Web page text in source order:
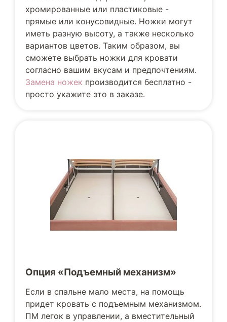
хромированные или пластиковые -
прямые или конусовидные. Ножки могут
иметь разную высоту, а также несколько
вариантов цветов. Таким образом, вы
сможете выбрать ножки для кровати
согласно вашим вкусам и предпочтениям.
Замена ножек производится бесплатно -
просто укажите это в заказе.
Опция «Подъемный механизм»
Если в спальне мало места, на помощь
придет кровать с подъемным механизмом.
ПМ легок в управлении, а вместительный